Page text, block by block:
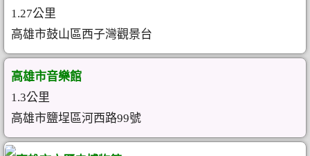
1.27公里
高雄市鼓山區西子灣觀景台
高雄市音樂館
1.3公里
高雄市鹽埕區河西路99號